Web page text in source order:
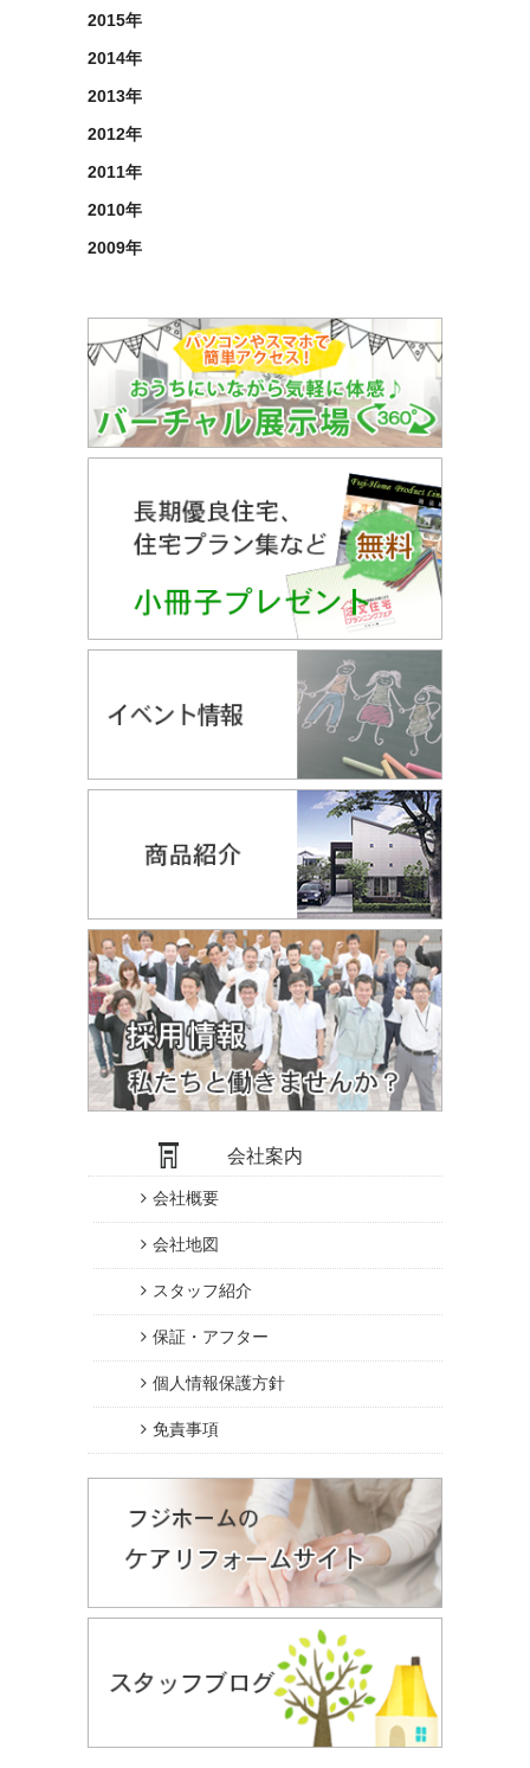
2015年
2014年
2013年
2012年
2011年
2010年
2009年
会社案内
会社概要
会社地図
スタッフ紹介
保証・アフター
個人情報保護方針
免責事項